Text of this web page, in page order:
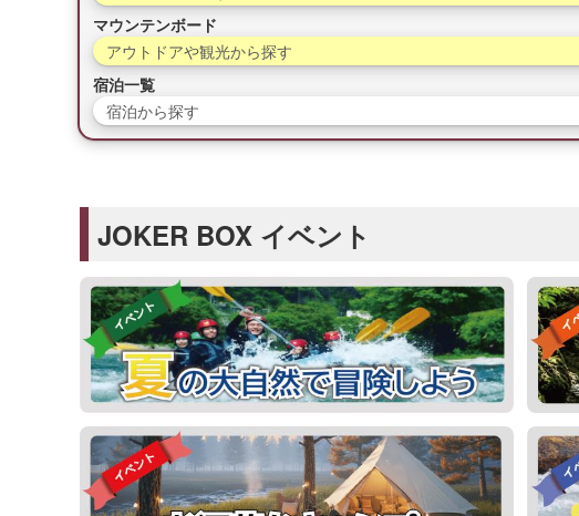
マウンテンボード
アウトドアや観光から探す
宿泊一覧
宿泊から探す
JOKER BOX イベント